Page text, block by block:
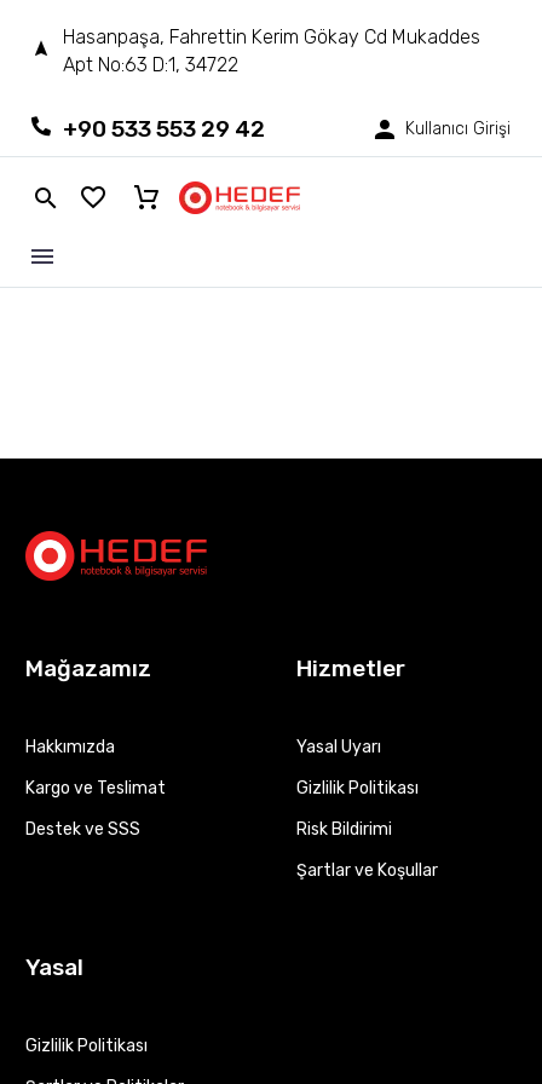
Hasanpaşa, Fahrettin Kerim Gökay Cd Mukaddes
Apt No:63 D:1, 34722
+90 533 553 29 42 Kullanıcı Girişi
Mağazamız
Hakkımızda
Kargo ve Teslimat
Destek ve SSS
Hizmetler
Yasal Uyarı
Gizlilik Politikası
Risk Bildirimi
Şartlar ve Koşullar
Yasal
Gizlilik Politikası